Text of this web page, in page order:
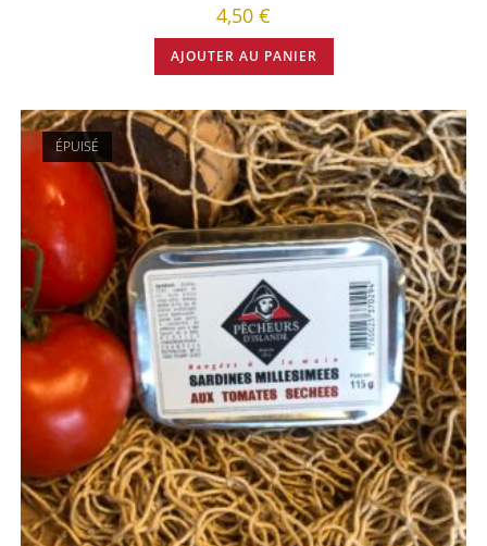
4,50 €
AJOUTER AU PANIER
ÉPUISÉ